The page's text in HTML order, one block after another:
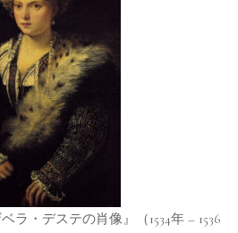
ラ・デステの肖像』（1534年 – 1536